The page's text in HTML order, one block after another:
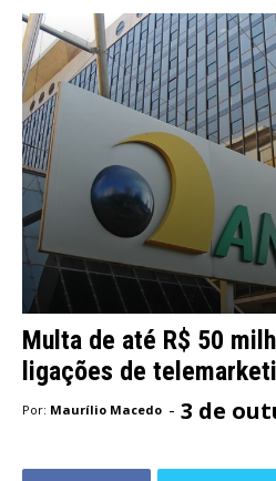
Multa de até R$ 50
ligações de
Por: Maurílio Macedo - 3 de